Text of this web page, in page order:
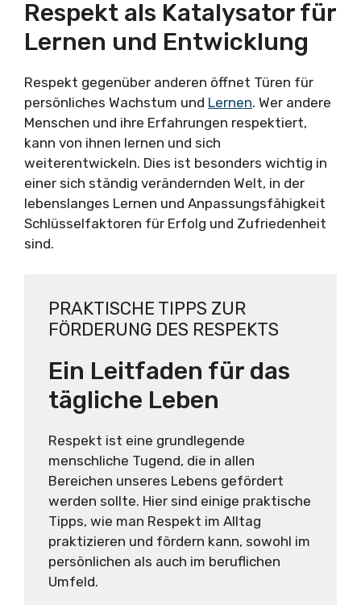
Respekt als Katalysator für
Lernen und Entwicklung
Respekt gegenüber anderen öffnet Türen für
persönliches Wachstum und Lernen. Wer andere
Menschen und ihre Erfahrungen respektiert,
kann von ihnen lernen und sich
weiterentwickeln. Dies ist besonders wichtig in
einer sich ständig verändernden Welt, in der
lebenslanges Lernen und Anpassungsfähigkeit
Schlüsselfaktoren für Erfolg und Zufriedenheit
sind.
PRAKTISCHE TIPPS ZUR
FÖRDERUNG DES RESPEKTS
Ein Leitfaden für das
tägliche Leben
Respekt ist eine grundlegende
menschliche Tugend, die in allen
Bereichen unseres Lebens gefördert
werden sollte. Hier sind einige praktische
Tipps, wie man Respekt im Alltag
praktizieren und fördern kann, sowohl im
persönlichen als auch im beruflichen
Umfeld.